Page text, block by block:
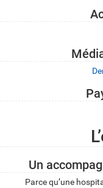
Un
Parce qu’une